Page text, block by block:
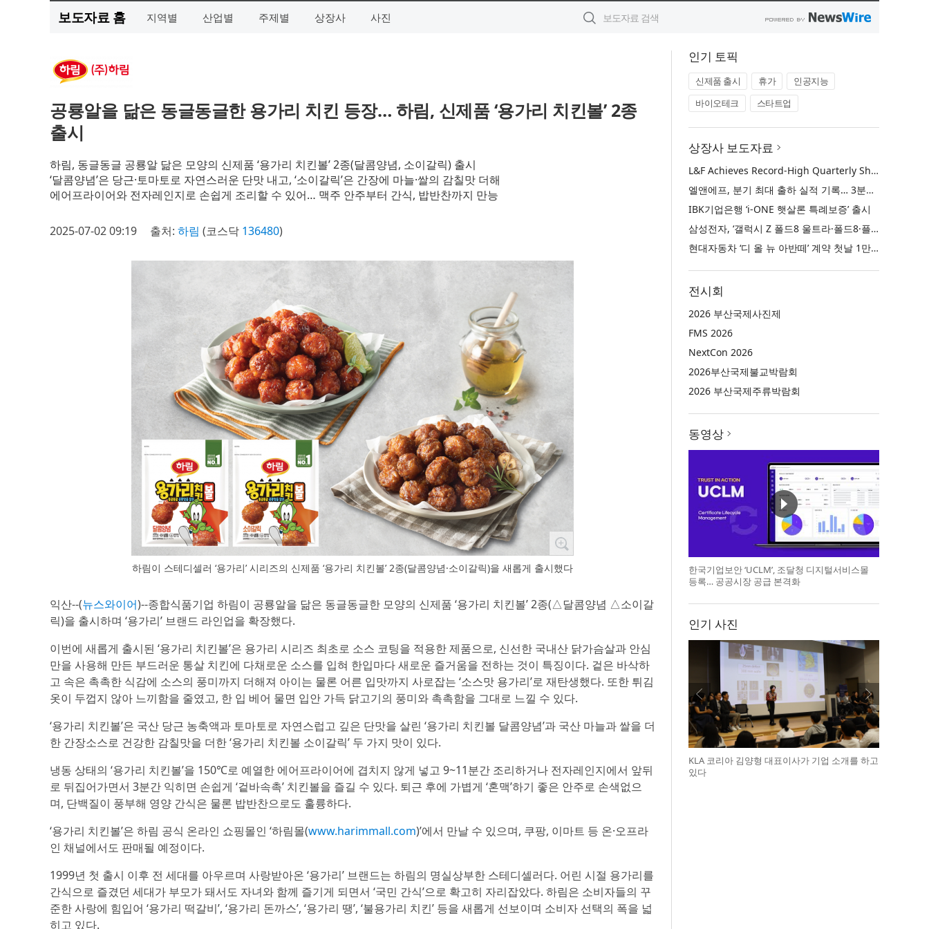
보도자료 홈 지역별 산업별 주제별 상장사 사진
공룡알을 닮은 동글동글한 용가리 치킨 등장… 하림, 신제품 ‘용가리 치킨볼’ 2종
출시
하림, 동글동글 공룡알 닮은 모양의 신제품 ‘용가리 치킨볼’ 2종(달콤양념, 소이갈릭) 출시
‘달콤양념’은 당근·토마토로 자연스러운 단맛 내고, ‘소이갈릭’은 간장에 마늘·쌀의 감칠맛 더해
에어프라이어와 전자레인지로 손쉽게 조리할 수 있어… 맥주 안주부터 간식, 밥반찬까지 만능
2025-07-02 09:19 출처: 하림 (코스닥 136480)
하림이 스테디셀러 ‘용가리’ 시리즈의 신제품 ‘용가리 치킨볼’ 2종(달콤양념·소이갈릭)을 새롭게 출시했다
익산--(뉴스와이어)--종합식품기업 하림이 공룡알을 닮은 동글동글한 모양의 신제품 ‘용가리 치킨볼’ 2종(△달콤양념 △소이갈
릭)을 출시하며 ‘용가리’ 브랜드 라인업을 확장했다.
이번에 새롭게 출시된 ‘용가리 치킨볼’은 용가리 시리즈 최초로 소스 코팅을 적용한 제품으로, 신선한 국내산 닭가슴살과 안심
만을 사용해 만든 부드러운 통살 치킨에 다채로운 소스를 입혀 한입마다 새로운 즐거움을 전하는 것이 특징이다. 겉은 바삭하
고 속은 촉촉한 식감에 소스의 풍미까지 더해져 아이는 물론 어른 입맛까지 사로잡는 ‘소스맛 용가리’로 재탄생했다. 또한 튀김
옷이 두껍지 않아 느끼함을 줄였고, 한 입 베어 물면 입안 가득 닭고기의 풍미와 촉촉함을 그대로 느낄 수 있다.
‘용가리 치킨볼’은 국산 당근 농축액과 토마토로 자연스럽고 깊은 단맛을 살린 ‘용가리 치킨볼 달콤양념’과 국산 마늘과 쌀을 더
한 간장소스로 건강한 감칠맛을 더한 ‘용가리 치킨볼 소이갈릭’ 두 가지 맛이 있다.
냉동 상태의 ‘용가리 치킨볼’을 150℃로 예열한 에어프라이어에 겹치지 않게 넣고 9~11분간 조리하거나 전자레인지에서 앞뒤
로 뒤집어가면서 3분간 익히면 손쉽게 ‘겉바속촉’ 치킨볼을 즐길 수 있다. 퇴근 후에 가볍게 ‘혼맥’하기 좋은 안주로 손색없으
며, 단백질이 풍부해 영양 간식은 물론 밥반찬으로도 훌륭하다.
‘용가리 치킨볼’은 하림 공식 온라인 쇼핑몰인 ‘하림몰(www.harimmall.com)’에서 만날 수 있으며, 쿠팡, 이마트 등 온·오프라
인 채널에서도 판매될 예정이다.
1999년 첫 출시 이후 전 세대를 아우르며 사랑받아온 ‘용가리’ 브랜드는 하림의 명실상부한 스테디셀러다. 어린 시절 용가리를
간식으로 즐겼던 세대가 부모가 돼서도 자녀와 함께 즐기게 되면서 ‘국민 간식’으로 확고히 자리잡았다. 하림은 소비자들의 꾸
준한 사랑에 힘입어 ‘용가리 떡갈비’, ‘용가리 돈까스’, ‘용가리 땡’, ‘불용가리 치킨’ 등을 새롭게 선보이며 소비자 선택의 폭을 넓
히고 있다.
인기 토픽
신제품 출시 휴가
인공지능
바이오테크
스타트업
상장사 보도자료
L&F Achieves Record-High Quarterly Shipments, Begins LFP Supply for North American ESS in Q3 Advancing its Two-Track NCM and LFP Growth Strategy
엘앤에프, 분기 최대 출하 실적 기록… 3분기 북미 ESS향 LFP 공급 착수 NCM+LFP ‘2-Track’ 성장 전략 실현
IBK기업은행 ‘i-ONE 햇살론 특례보증’ 출시
삼성전자, ‘갤럭시 Z 폴드8 울트라·폴드8·플립8’과 ‘갤럭시 워치 울트라2·워치9’ 국내 공식 출시
현대자동차 ‘디 올 뉴 아반떼’ 계약 첫날 1만 대 돌파
전시회
2026 부산국제사진제
FMS 2026
NextCon 2026
2026부산국제불교박람회
2026 부산국제주류박람회
동영상
한국기업보안 ‘UCLM’, 조달청 디지털서비스몰
등록… 공공시장 공급 본격화
인기 사진
KLA 코리아 김양형 대표이사가 기업 소개를 하고
있다